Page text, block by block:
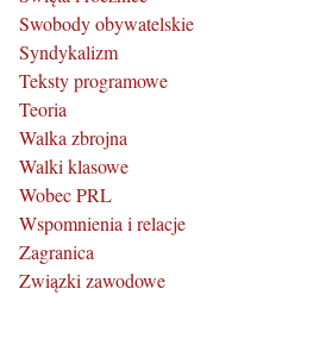
Swobody obywatelskie
Syndykalizm
Teksty programowe
Teoria
Walka zbrojna
Walki klasowe
Wobec PRL
Wspomnienia i relacje
Zagranica
Związki zawodowe